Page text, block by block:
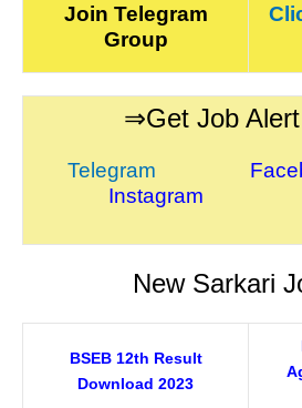
Join Telegram
Group
⇒Get Job
Telegram
Instagram
New Sarkari
BSEB 12th Result
Download 2023